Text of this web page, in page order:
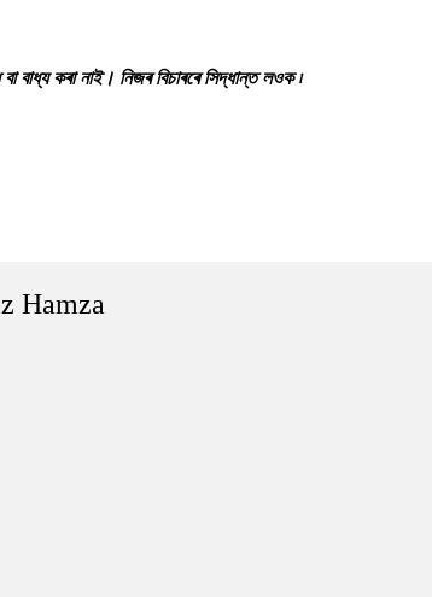
কৰা নাই। নিজৰ বিচাৰৰে সিদ্ধান্ত লওক ৷
Hamza